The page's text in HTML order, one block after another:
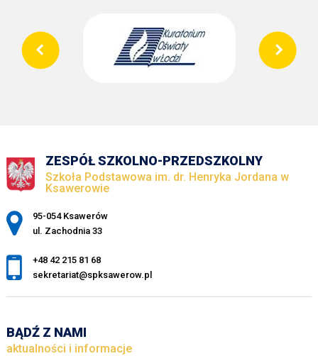
ZESPÓŁ SZKOLNO-PRZEDSZKOLNY
Szkoła Podstawowa im. dr. Henryka Jordana w
Ksawerowie
Adres pocztowy:
95-054 Ksawerów
ul. Zachodnia 33
+48 42 215 81 68
sekretariat@spksawerow.pl
BĄDŹ Z NAMI
aktualności i informacje